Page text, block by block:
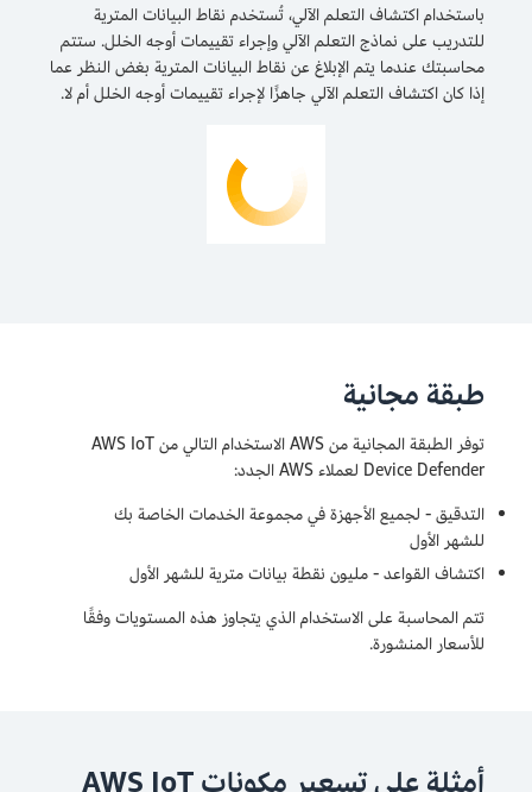
باستخدام اكتشاف التعلم الآلي، تُستخدم نقاط البيانات المترية
للتدريب على نماذج التعلم الآلي وإجراء تقييمات أوجه الخلل. ستتم
محاسبتك عندما يتم الإبلاغ عن نقاط البيانات المترية بغض النظر عما
إذا كان اكتشاف التعلم الآلي جاهزًا لإجراء تقييمات أوجه الخلل أم لا.
طبقة مجانية
توفر الطبقة المجانية من AWS الاستخدام التالي من AWS IoT
Device Defender لعملاء AWS الجدد:
التدقيق - لجميع الأجهزة في مجموعة الخدمات الخاصة بك
للشهر الأول
اكتشاف القواعد - مليون نقطة بيانات مترية للشهر الأول
تتم المحاسبة على الاستخدام الذي يتجاوز هذه المستويات وفقًا
للأسعار المنشورة.
أمثلة على تسعير مكونات AWS IoT